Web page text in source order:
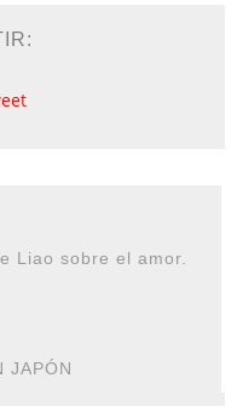
Liao sobre el amor.
JAPÓN